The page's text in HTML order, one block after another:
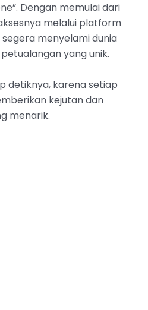
Dengan memulai dari
melalui platform
menyelami dunia
yang unik.
detiknya, karena setiap
kejutan dan
menarik.